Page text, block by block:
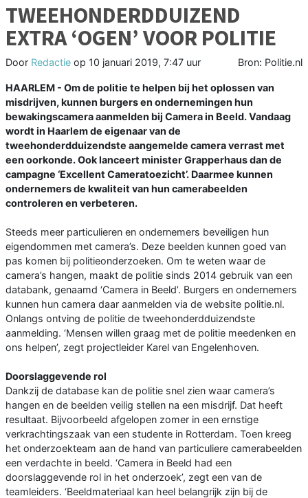
TWEEHONDERDDUIZEND
EXTRA ‘OGEN’ VOOR POLITIE
Door Redactie op 10 januari 2019, 7:47 uur Bron: Politie.nl
HAARLEM - Om de politie te helpen bij het oplossen van
misdrijven, kunnen burgers en ondernemingen hun
bewakingscamera aanmelden bij Camera in Beeld. Vandaag
wordt in Haarlem de eigenaar van de
tweehonderdduizendste aangemelde camera verrast met
een oorkonde. Ook lanceert minister Grapperhaus dan de
campagne ‘Excellent Cameratoezicht’. Daarmee kunnen
ondernemers de kwaliteit van hun camerabeelden
controleren en verbeteren.
Steeds meer particulieren en ondernemers beveiligen hun
eigendommen met camera’s. Deze beelden kunnen goed van
pas komen bij politieonderzoeken. Om te weten waar de
camera’s hangen, maakt de politie sinds 2014 gebruik van een
databank, genaamd ‘Camera in Beeld’. Burgers en ondernemers
kunnen hun camera daar aanmelden via de website politie.nl.
Onlangs ontving de politie de tweehonderdduizendste
aanmelding. ‘Mensen willen graag met de politie meedenken en
ons helpen’, zegt projectleider Karel van Engelenhoven.
Doorslaggevende rol
Dankzij de database kan de politie snel zien waar camera’s
hangen en de beelden veilig stellen na een misdrijf. Dat heeft
resultaat. Bijvoorbeeld afgelopen zomer in een ernstige
verkrachtingszaak van een studente in Rotterdam. Toen kreeg
het onderzoekteam aan de hand van particuliere camerabeelden
een verdachte in beeld. ‘Camera in Beeld had een
doorslaggevende rol in het onderzoek’, zegt een van de
teamleiders. ‘Beeldmateriaal kan heel belangrijk zijn bij de